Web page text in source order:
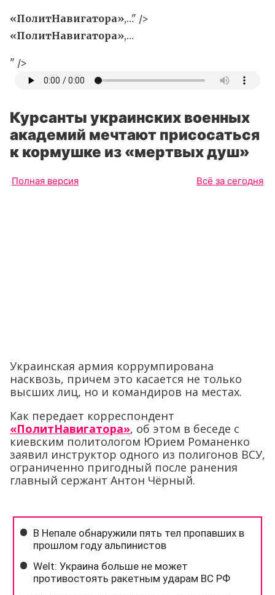
«ПолитНавигатора»,…" />
«ПолитНавигатора»,…
" />
Курсанты украинских военных
академий мечтают присосаться
к кормушке из «мертвых душ»
Полная версия Всё за сегодня
Украинская армия коррумпирована
насквозь, причем это касается не только
высших лиц, но и командиров на местах.
Как передает корреспондент
«ПолитНавигатора», об этом в беседе с
киевским политологом Юрием Романенко
заявил инструктор одного из полигонов ВСУ,
ограниченно пригодный после ранения
главный сержант Антон Чёрный.